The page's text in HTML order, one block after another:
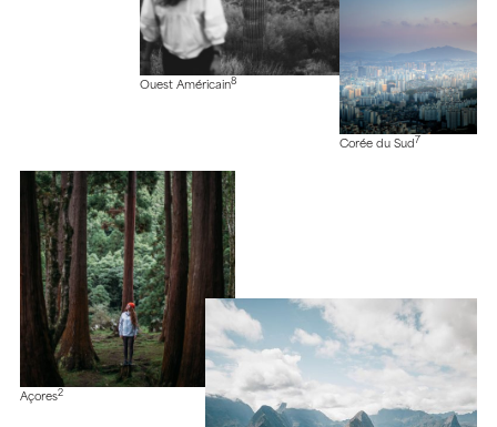
Ouest Américain8
Corée du Sud 7
Açores2